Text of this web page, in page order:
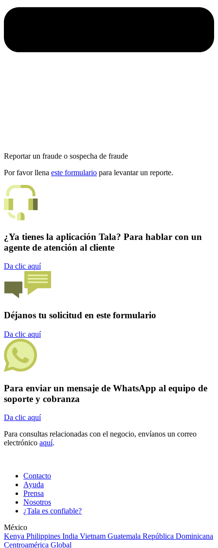
Reportar un fraude o sospecha de fraude
Por favor llena este formulario para levantar un reporte.
¿Ya tienes la aplicación Tala? Para hablar con un
agente de atención al cliente
Da clic aquí
Déjanos tu solicitud en este formulario
Da clic aquí
Para enviar un mensaje de WhatsApp al equipo de
soporte y cobranza
Da clic aquí
Para consultas relacionadas con el negocio, envíanos un correo
electrónico aquí.
Contacto
Ayuda
Prensa
Nosotros
¿Tala es confiable?
México
Kenya Philippines India Vietnam Guatemala República Dominicana
Centroamérica Global